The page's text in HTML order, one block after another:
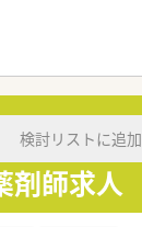
ます。
剤師求人
検討リストに追加